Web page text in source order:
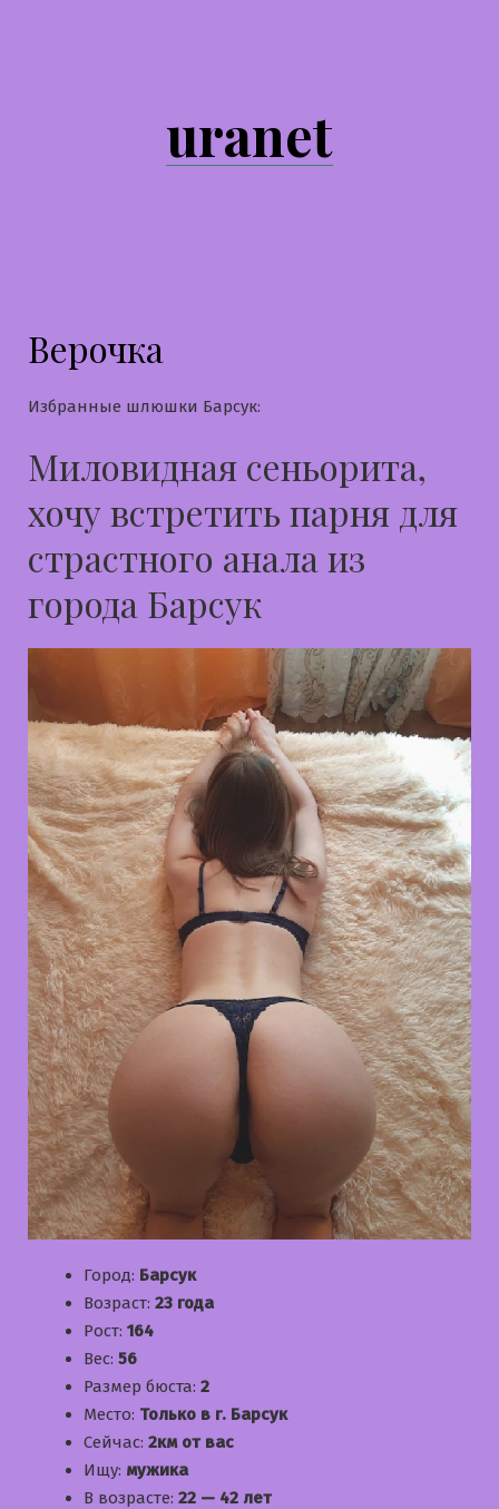
uranet
Верочка
Избранные шлюшки Барсук:
Миловидная сеньорита,
хочу встретить парня для
страстного анала из
города Барсук
Город: Барсук
Возраст: 23 года
Рост: 164
Вес: 56
Размер бюста: 2
Место: Только в г. Барсук
Сейчас: 2км от вас
Ищу: мужика
В возрасте: 22 — 42 лет